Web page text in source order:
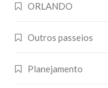
ORLANDO
Outros passeios
Planejamento